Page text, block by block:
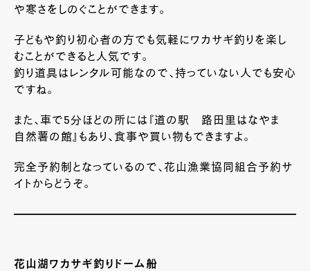
や寒さをしのぐことができます。
子どもや釣り初心者の方でも気軽にワカサギ釣りを楽し
むことができると人気です。
釣り道具はレンタル可能なので、持っていない人でも安心
ですね。
また、車で5分ほどの所には『道の駅 路田里はなやま
自然薯の館』もあり、食事や買い物もできますよ。
完全予約制となっているので、花山漁業協同組合予約サ
イトからどうぞ。
花山湖ワカサギ釣りドーム船